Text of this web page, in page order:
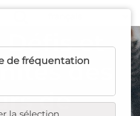
de fréquentation
Défis et
des
de